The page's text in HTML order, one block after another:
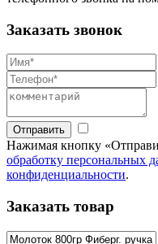
Заказать звонок
Отправить
Нажимая кнопку
обработку персональных
конфиденциальности.
Заказать товар